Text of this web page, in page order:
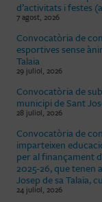
d’activitats i festes
7 agost, 2026
Convocatòria de
esportives sense
Talaia
29 juliol, 2026
Convocatòria de
municipi de Sant
28 juliol, 2026
Convocatòria de
imparteixen
per al finançament
2025-26, que tenen
Josep de sa Talaia,
24 juliol, 2026